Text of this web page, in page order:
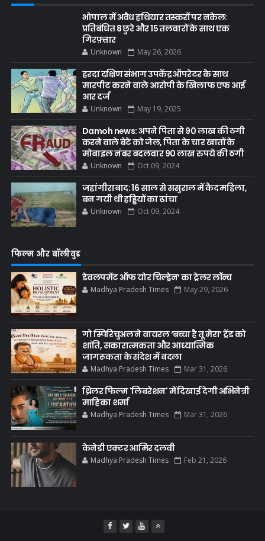
भोपाल में अवैध हथियार तस्करों पर नकेल:
प्रतिबंधित 8 छुरे और 15 तलवारों के साथ एक
गिरफ़्तार
Unknown May 26, 2026
हरदा दक्षिण संभाग उपकेंद्र ऑपरेटर के साथ
मारपीट करने वाले आरोपी के खिलाफ एफ आई
आर दर्ज
Unknown May 19, 2025
Damoh news: अपने पिता से 90 लाख की ठगी
करने वाले बेटे को जेल, पिता के चार खातों के
मोबाइल नंबर बदलवार 90 लाख रुपये की ठगी
Unknown Oct 09, 2024
जहांगीराबाद: 16 साल से ससुराल में कैद महिला,
बन गयी थी हड्डियों का ढांचा
Unknown Oct 09, 2024
फिल्म और बॉलीवुड
डेवलपमेंट ऑफ योर चिल्ड्रेन’ का ट्रेलर लॉन्च
Madhya Pradesh Times May 29, 2026
गो स्पिरिचुअल ने वायरल ‘बच्चा है तू मेरा’ ट्रेंड को
शांति, सकारात्मकता और आध्यात्मिक
जागरूकता के संदेश में बदला
Madhya Pradesh Times Mar 31, 2026
थ्रिलर फिल्म 'लिबरेशन' में दिखाई देगी अभिनेत्री
माहिका शर्मा
Madhya Pradesh Times Mar 31, 2026
केनेडी एक्टर आमिर दलवी
Madhya Pradesh Times Feb 21, 2026